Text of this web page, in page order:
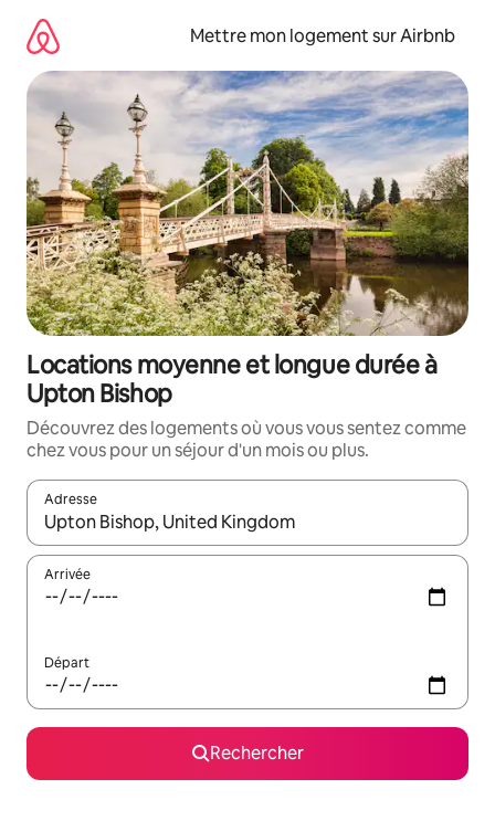
directement
contenu
Mettre mon logement sur Airbnb
Locations moyenne et longue durée à
Upton Bishop
Découvrez des logements où vous vous sentez comme
chez vous pour un séjour d'un mois ou plus.
Adresse
Lorsque les résultats s'affichent, utilisez les flèches vers le
Arrivée
Départ
Rechercher